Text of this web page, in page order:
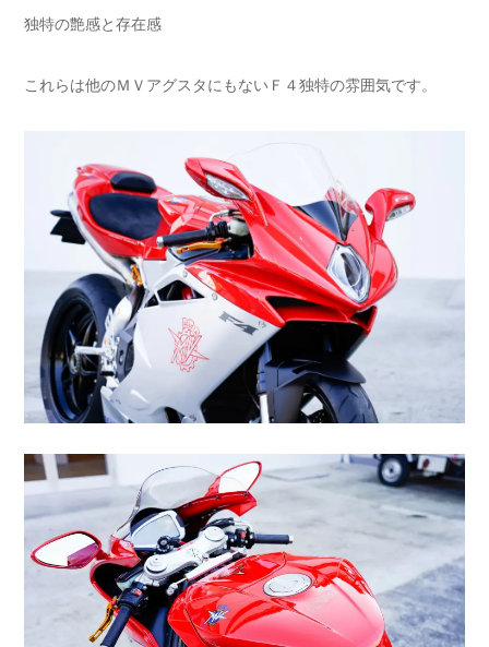
独特の艶感と存在感
これらは他のＭＶアグスタにもないＦ４独特の雰囲気です。